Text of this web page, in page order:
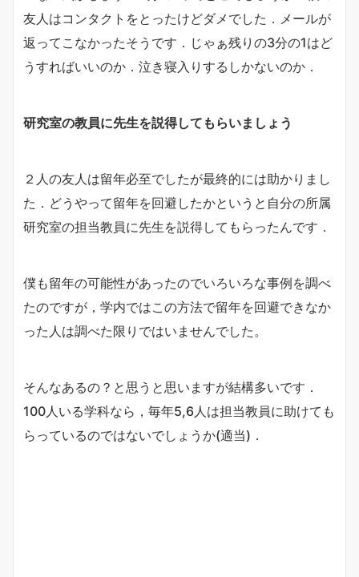
友人はコンタクトをとったけどダメでした．メールが
返ってこなかったそうです．じゃぁ残りの3分の1はど
うすればいいのか．泣き寝入りするしかないのか．
研究室の教員に先生を説得してもらいましょう
２人の友人は留年必至でしたが最終的には助かりまし
た．どうやって留年を回避したかというと自分の所属
研究室の担当教員に先生を説得してもらったんです．
僕も留年の可能性があったのでいろいろな事例を調べ
たのですが，学内ではこの方法で留年を回避できなか
った人は調べた限りではいませんでした。
そんなあるの？と思うと思いますが結構多いです．
100人いる学科なら，毎年5,6人は担当教員に助けても
らっているのではないでしょうか(適当)．